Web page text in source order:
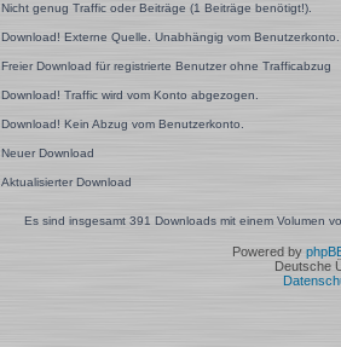
Nicht genug Traffic oder Beiträge (1 Beiträge benötigt!).
Download! Externe Quelle. Unabhängig vom Benutzerkonto.
Freier Download für registrierte Benutzer ohne Trafficabzug
Download! Traffic wird vom Konto abgezogen.
Download! Kein Abzug vom Benutzerkonto.
Neuer Download
Aktualisierter Download
Es sind insgesamt 391 Downloads mit einem Volumen
Powered by
Deutsche